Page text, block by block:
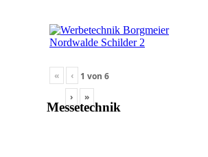
« ‹ 1 von6
›
»
Messetechnik